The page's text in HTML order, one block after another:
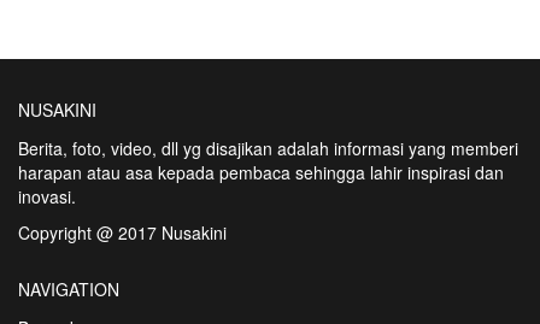
NUSAKINI
Berita, foto, video, dll yg disajikan adalah informasi yang memberi
harapan atau asa kepada pembaca sehingga lahir inspirasi dan
inovasi.
Copyright @ 2017 Nusakini
NAVIGATION